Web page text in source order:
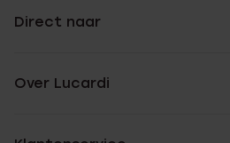
Direct naar
Over Lucardi